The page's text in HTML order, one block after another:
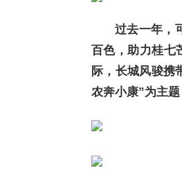
过去一年，
百色，助力桂七
际，长城风骏携
农奔小康”为主